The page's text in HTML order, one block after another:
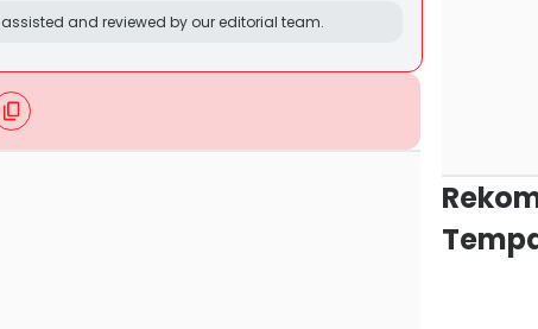
and reviewed by our editorial team.